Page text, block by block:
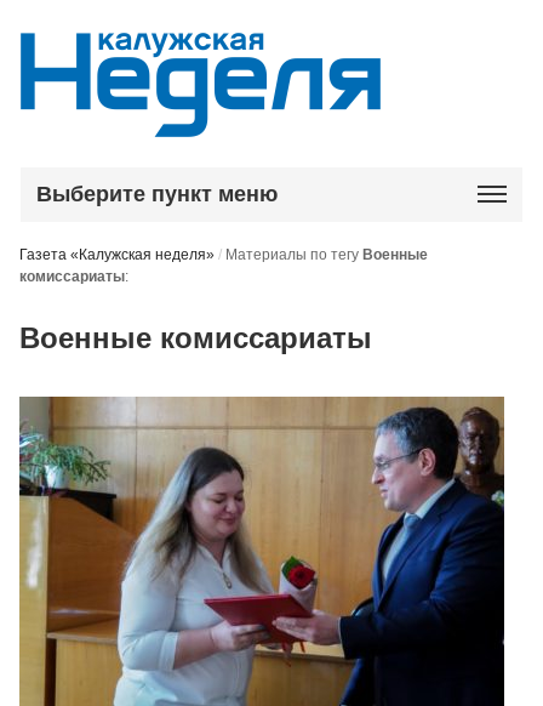
Выберите пункт меню
Газета «Калужская неделя» / Материалы по тегу Военные
комиссариаты:
Военные комиссариаты